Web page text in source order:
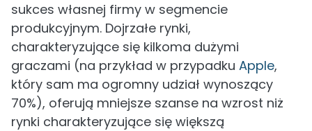
sukces własnej firmy w segmencie
produkcyjnym. Dojrzałe rynki,
charakteryzujące się kilkoma dużymi
graczami (na przykład w przypadku Apple,
który sam ma ogromny udział wynoszący
70%), oferują mniejsze szanse na wzrost niż
rynki charakteryzujące się większą